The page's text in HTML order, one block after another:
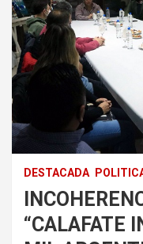
DESTACADA
“CALAFATE